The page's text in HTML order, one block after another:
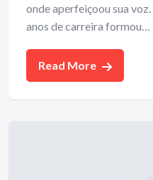
onde aperfeiçoou sua
anos de carreira formou…
Read More